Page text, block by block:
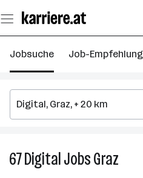
Seiteninhalt
springen
Jobsuche Job-
67DigitalJobsGraz